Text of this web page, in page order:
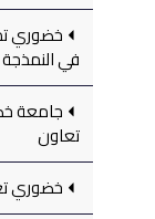
خضوري
في النمذجة
جامعة
تعاون
خضوري